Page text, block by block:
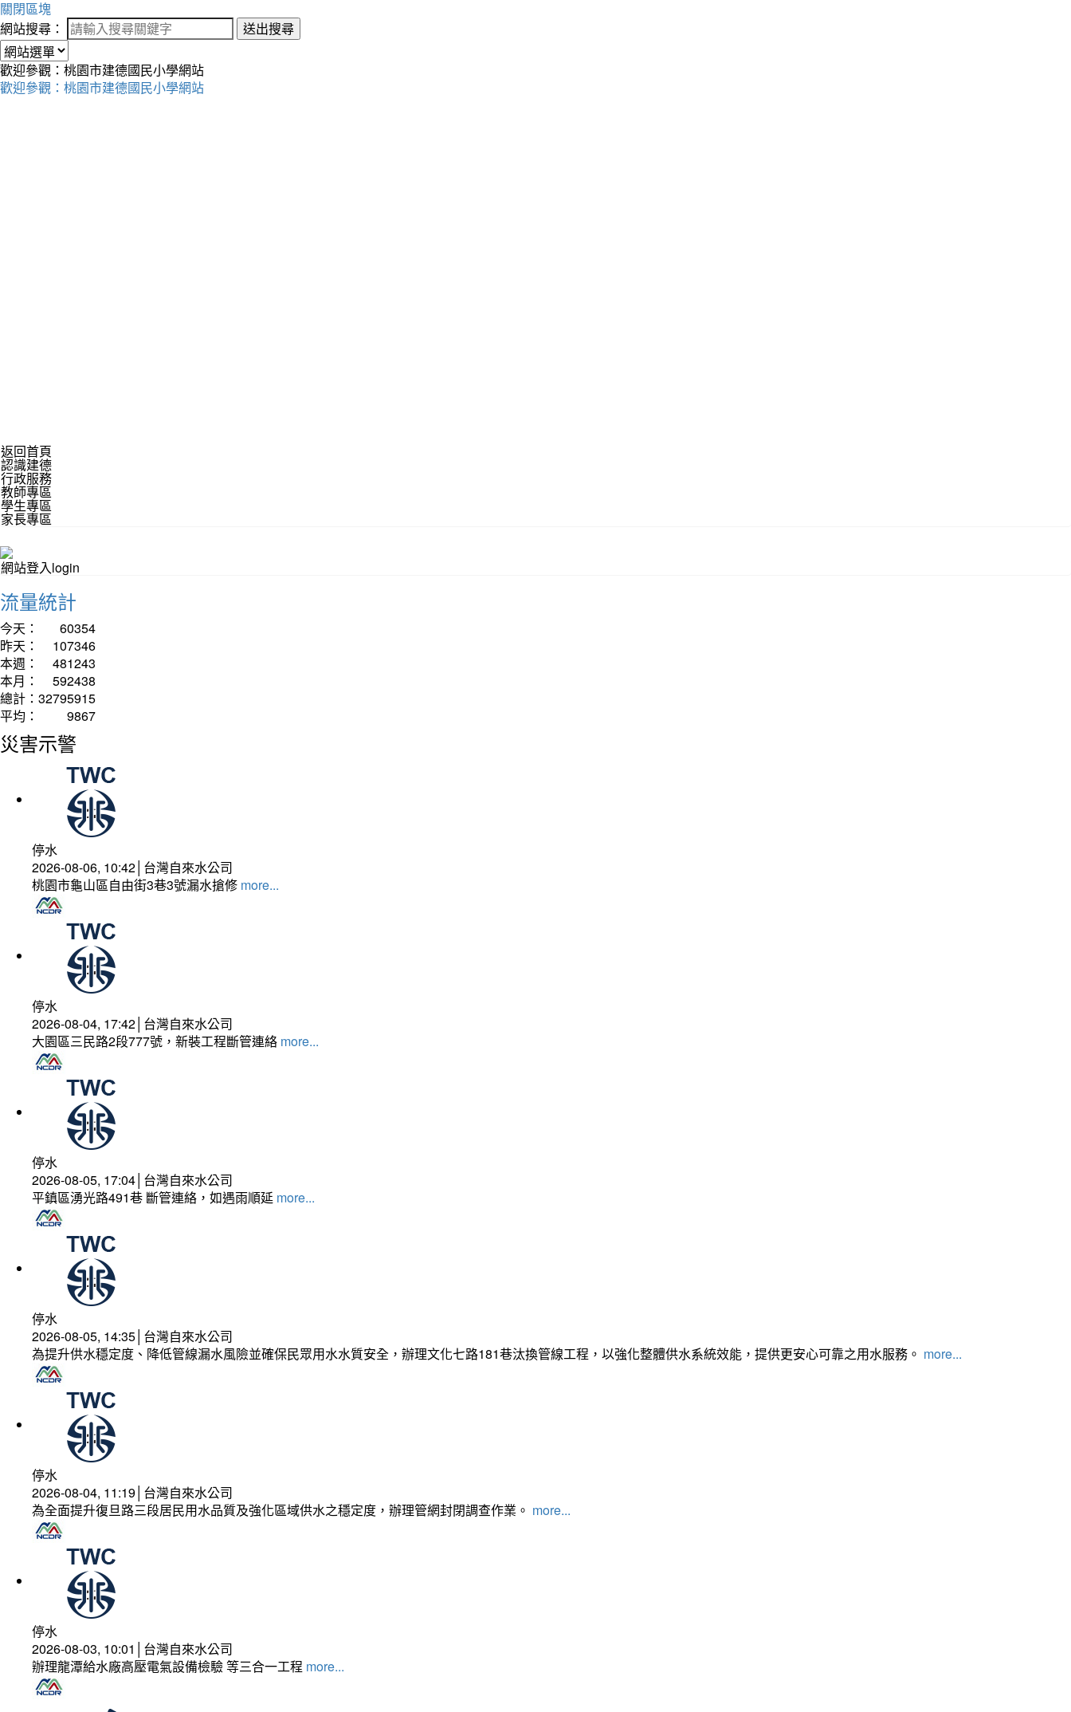
關閉區塊
網站搜尋：
送出搜尋
歡迎參觀：桃園市建德國民小學網站
歡迎參觀：桃園市建德國民小學網站
返回首頁
認識建德
行政服務
教師專區
學生專區
家長專區
網站登入login
流量統計
今天：
60354
昨天：
107346
本週：
481243
本月：
592438
總計： 32795915
平均：
9867
災害示警
停水
2026-08-06, 10:42│台灣自來水公司
桃園市龜山區自由街3巷3號漏水搶修 more...
停水
2026-08-04, 17:42│台灣自來水公司
大園區三民路2段777號，新裝工程斷管連絡 more...
停水
2026-08-05, 17:04│台灣自來水公司
平鎮區湧光路491巷 斷管連絡，如遇雨順延 more...
停水
2026-08-05, 14:35│台灣自來水公司
為提升供水穩定度、降低管線漏水風險並確保民眾用水水質安全，辦理文化七路181巷汰換管線工程，以強化整體供水系統效能，提供更安心可靠之用水服務。 more...
停水
2026-08-04, 11:19│台灣自來水公司
為全面提升復旦路三段居民用水品質及強化區域供水之穩定度，辦理管網封閉調查作業。 more...
停水
2026-08-03, 10:01│台灣自來水公司
辦理龍潭給水廠高壓電氣設備檢驗 等三合一工程 more...